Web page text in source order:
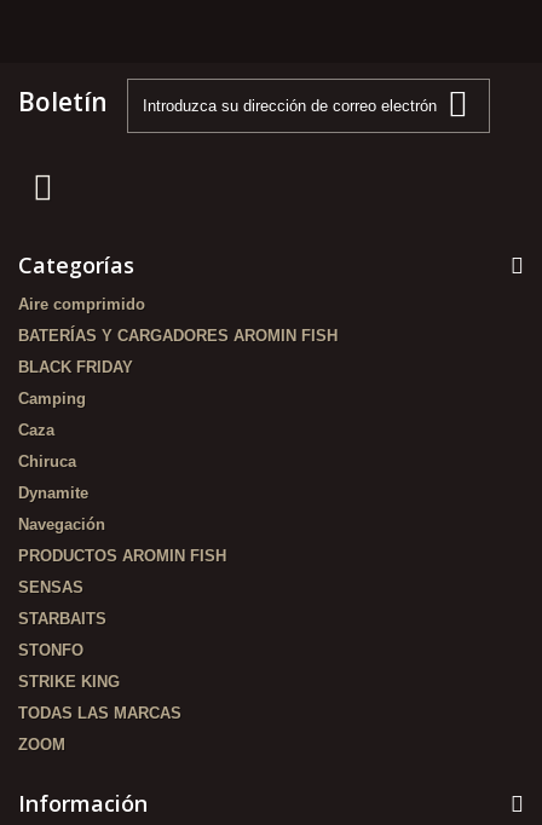
Boletín
Categorías
Aire comprimido
BATERÍAS Y CARGADORES AROMIN FISH
BLACK FRIDAY
Camping
Caza
Chiruca
Dynamite
Navegación
PRODUCTOS AROMIN FISH
SENSAS
STARBAITS
STONFO
STRIKE KING
TODAS LAS MARCAS
ZOOM
Información